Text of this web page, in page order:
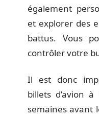
également
et explorer des
battus. Vous
contrôler votre
Il est donc
billets d’avion
semaines avant